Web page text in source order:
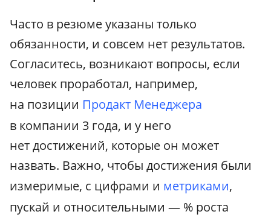
Часто в резюме указаны только
обязанности, и совсем нет результатов.
Согласитесь, возникают вопросы, если
человек проработал, например,
на позиции Продакт Менеджера
в компании 3 года, и у него
нет достижений, которые он может
назвать. Важно, чтобы достижения были
измеримые, с цифрами и метриками,
пускай и относительными — % роста